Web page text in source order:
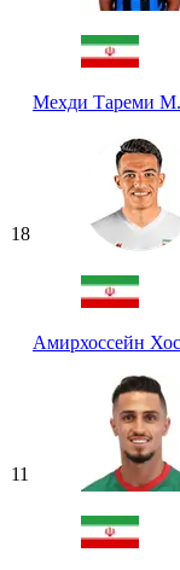
Мехди Тареми М.
18
Амирхоссейн
11